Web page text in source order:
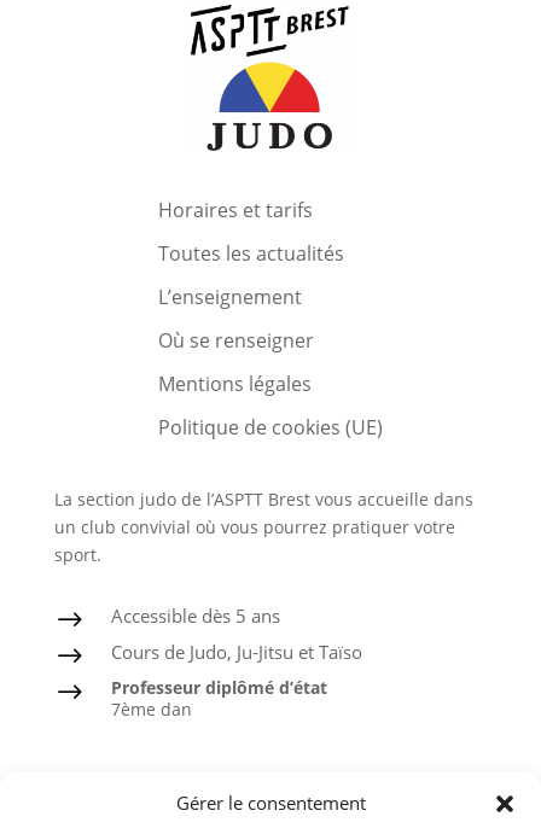
Gérer le consentement
Horaires et tarifs
Toutes les actualités
L’enseignement
Où se renseigner
Mentions légales
Politique de cookies (UE)
La section judo de l’ASPTT Brest vous accueille dans
un club convivial où vous pourrez pratiquer votre
sport.
$ Accessible dès 5 ans
$ Cours de Judo, Ju-Jitsu et Taïso
$
Professeur diplômé d’état
7ème dan